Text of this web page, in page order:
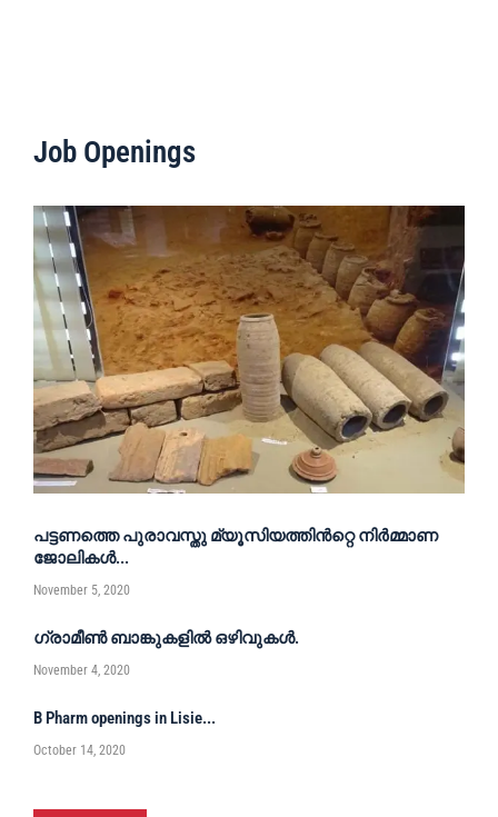
Job Openings
പട്ടണത്തെ പുരാവസ്തു മ്യൂസിയത്തിൻറ്റെ നിർമ്മാണ
ജോലികൾ...
November 5, 2020
ഗ്രാമീൺ ബാങ്കുകളിൽ ഒഴിവുകൾ.
November 4, 2020
B Pharm openings in Lisie...
October 14, 2020